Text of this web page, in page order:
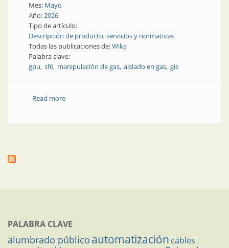
Mes: Mayo
Año:2026
Tipo de artículo:
Descripción de producto, servicios y normativas
Todas las publicaciones de:Wika
Palabra clave:
gpu sf6 manipulación de gas aislado en gas gis
Read moreabout Operaciones con SF6: llenado, filtración,
PALABRA CLAVE
alumbrado público automatización cables